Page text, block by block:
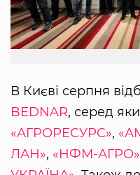
В Києві серпня
BEDNAR, серед
«АГРОРЕСУРС»,
ЛАН», «НФМ-АГРО»